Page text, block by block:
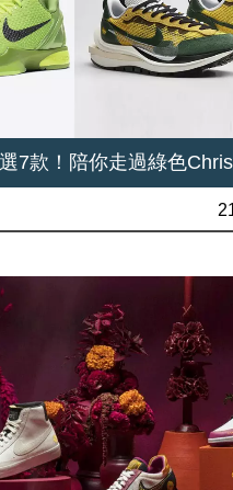
7款！陪你走過綠色